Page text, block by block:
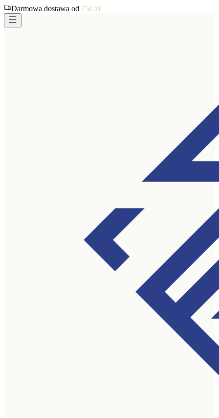
Darmowa dostawa od 750 zł